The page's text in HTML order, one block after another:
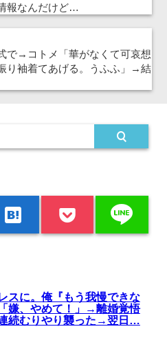
報なんだけど…
で→コトメ「華がなくて可哀想
り袖着てあげる。うふふ」→結
hatenabookmark line
スに。俺『もう我慢できな
嫌、やめて！」→離婚覚悟
続むりやり襲った→翌日…